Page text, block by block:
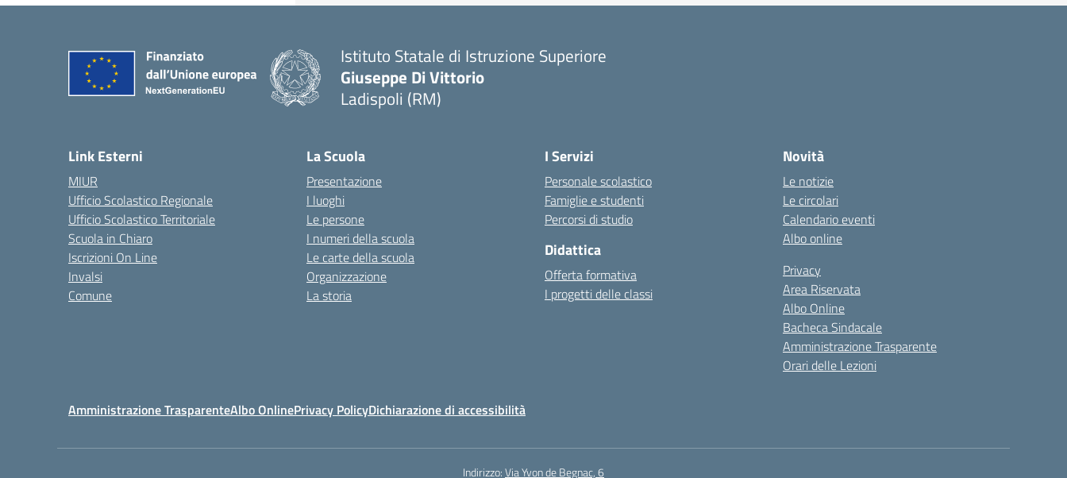
Istituto Statale di Istruzione Superiore
Giuseppe Di Vittorio
Ladispoli (RM)
Link Esterni
MIUR
Ufficio Scolastico Regionale
Ufficio Scolastico Territoriale
Scuola in Chiaro
Iscrizioni On Line
Invalsi
Comune
La Scuola
Presentazione
I luoghi
Le persone
I numeri della scuola
Le carte della scuola
Organizzazione
La storia
I Servizi
Personale scolastico
Famiglie e studenti
Percorsi di studio
Didattica
Offerta formativa
I progetti delle classi
Novità
Le notizie
Le circolari
Calendario eventi
Albo online
Privacy
Area Riservata
Albo Online
Bacheca Sindacale
Amministrazione Trasparente
Orari delle Lezioni
Amministrazione TrasparenteAlbo OnlinePrivacy PolicyDichiarazione di accessibilità
Indirizzo:Via Yvon de Begnac, 6